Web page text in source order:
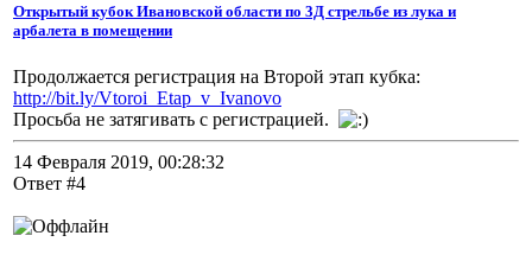
Открытый кубок Ивановской области по 3Д стрельбе из лука и
арбалета в помещении
Продолжается регистрация на Второй этап кубка:
http://bit.ly/Vtoroi_Etap_v_Ivanovo
Просьба не затягивать с регистрацией.
14 Февраля 2019, 00:28:32
Ответ #4